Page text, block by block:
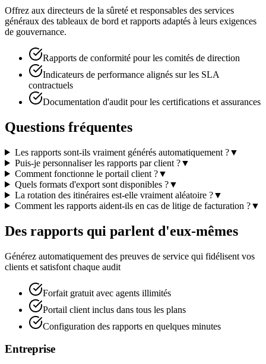
Offrez aux directeurs de la sûreté et responsables des services
généraux des tableaux de bord et rapports adaptés à leurs exigences
de gouvernance.
Rapports de conformité pour les comités de direction
Indicateurs de performance alignés sur les SLA
contractuels
Documentation d'audit pour les certifications et assurances
Questions fréquentes
Les rapports sont-ils vraiment générés automatiquement ?▼
Puis-je personnaliser les rapports par client ?▼
Comment fonctionne le portail client ?▼
Quels formats d'export sont disponibles ?▼
La rotation des itinéraires est-elle vraiment aléatoire ?▼
Comment les rapports aident-ils en cas de litige de facturation ?▼
Des rapports qui parlent d'eux-mêmes
Générez automatiquement des preuves de service qui fidélisent vos
clients et satisfont chaque audit
Forfait gratuit avec agents illimités
Portail client inclus dans tous les plans
Configuration des rapports en quelques minutes
Entreprise